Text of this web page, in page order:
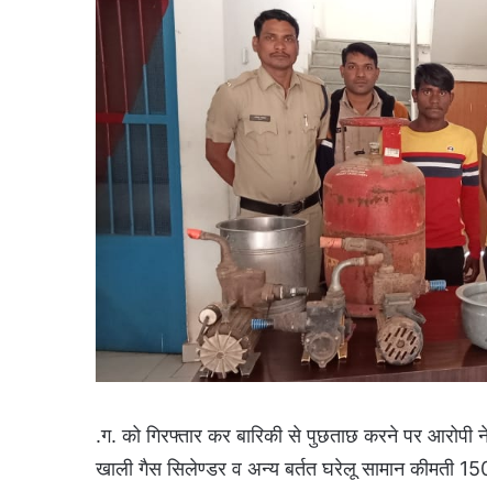
.ग. को गिरफ्तार कर बारिकी से पुछताछ करने पर
खाली गैस सिलेण्डर व अन्य बर्तत घरेलू सामान कीमती